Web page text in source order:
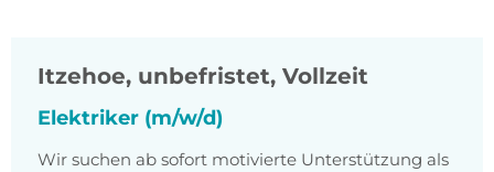
Itzehoe, unbefristet, Vollzeit
Elektriker (m/w/d)
Wir suchen ab sofort motivierte Unterstützung als